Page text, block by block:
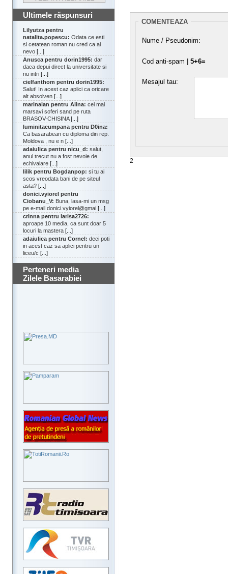
Ultimele răspunsuri
Lilyutza pentru
natalita.popescu: Odata ce esti
si cetatean roman nu cred ca ai
nevo [...]
Anusca pentru dorin1995: dar
daca depui direct la universitate si
nu intri [...]
cielfanthom pentru dorin1995:
Salut! In acest caz aplici ca oricare
alt absolven [...]
marinaian pentru Alina: cei mai
marsavi soferi sand pe ruta
BRASOV-CHISINA[...]
luminitacumpana pentru D0ina:
Ca basarabean cu diploma din rep.
Moldova , nu e n [...]
adaiulica pentru nicu_d: salut,
anul trecut nu a fost nevoie de
echivalare [...]
lilik pentru Bogdanpop: si tu ai
scos vreodata bani de pe siteul
asta? [...]
donici.vyiorel pentru
Ciobanu_V: Buna, lasa-mi un msg
pe e-mail donici.vyiorel@gmai [...]
crinna pentru larisa2726:
aproape 10 media, ca sunt doar 5
locuri la mastera [...]
adaiulica pentru Cornel: deci poti
in acest caz sa aplici pentru un
liceu/c [...]
Perteneri media
Zilele Basarabiei
COMENTEAZA
Nume / Pseudonim:
Cod anti-spam | 5+6=
Mesajul tau:
2